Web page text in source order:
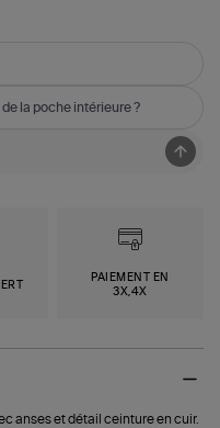
la poche intérieure ?
PAIEMENT EN
3X,4X
anses et détail ceinture en cuir.